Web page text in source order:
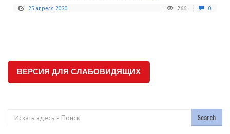
25 апреля 2020
266 0
ВЕРСИЯ ДЛЯ СЛАБОВИДЯЩИХ